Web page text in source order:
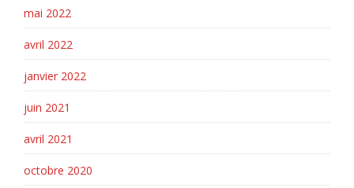
mai 2022
avril 2022
janvier 2022
juin 2021
avril 2021
octobre 2020